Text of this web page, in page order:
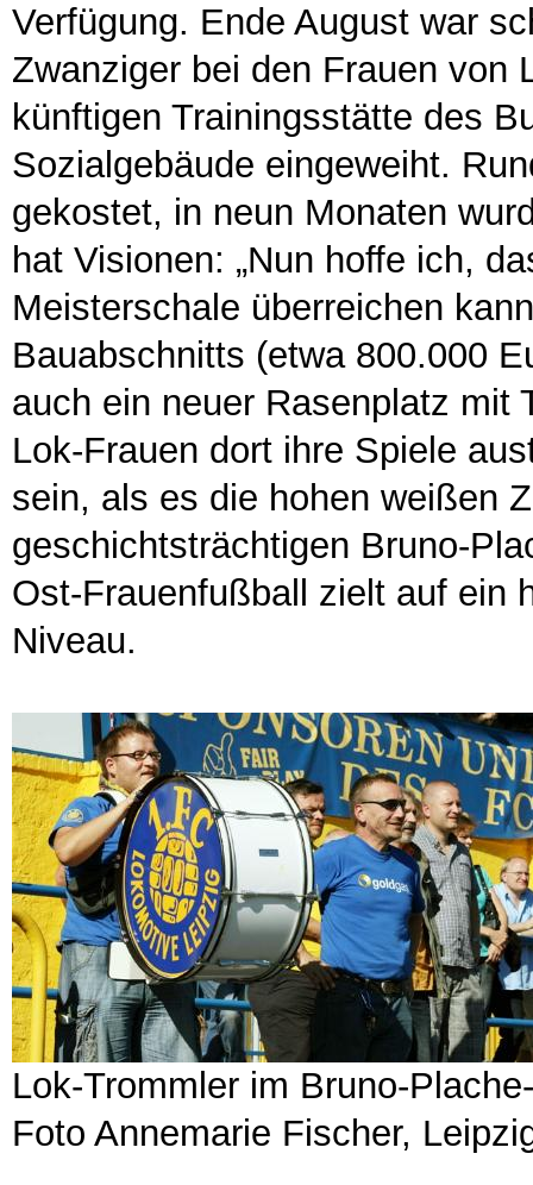
Verfügung. Ende August war
Zwanziger bei den Frauen von
künftigen Trainingsstätte des
Sozialgebäude eingeweiht.
gekostet, in neun Monaten
hat Visionen: „Nun hoffe ich,
Meisterschale überreichen
Bauabschnitts (etwa 800.000
auch ein neuer Rasenplatz mit
Lok-Frauen dort ihre Spiele
sein, als es die hohen weißen
geschichtsträchtigen Bruno-
Ost-Frauenfußball zielt auf ein
Lok-Trommler im Bruno-
Foto Annemarie Fischer,